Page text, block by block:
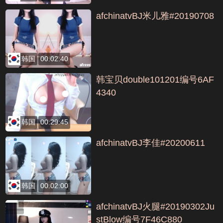
韩国 00:02:40
afchinatvBJ米儿雅#20190708
韩国 00:29:45
韩宝贝double101201编号6AF
4340
韩国 00:02:00
afchinatvBJ李佳#20200611
afchinatvBJ火腿#20190302Ju
stBlow编号7F46C880